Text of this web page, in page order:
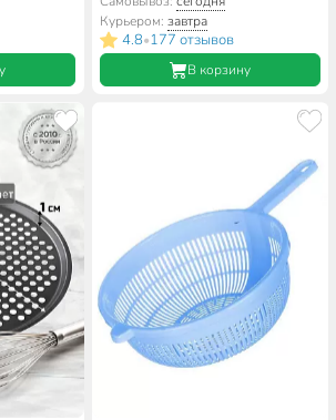
индукция
Курьером: завтра
4.8•177 отзывов
В корзину